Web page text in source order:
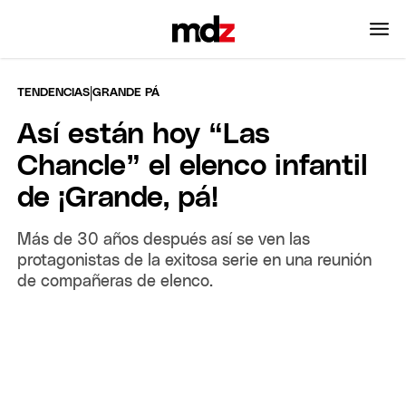
TENDENCIAS |GRANDE PÁ
Así están hoy “Las
Chancle” el elenco infantil
de ¡Grande, pá!
Más de 30 años después así se ven las
protagonistas de la exitosa serie en una reunión
de compañeras de elenco.